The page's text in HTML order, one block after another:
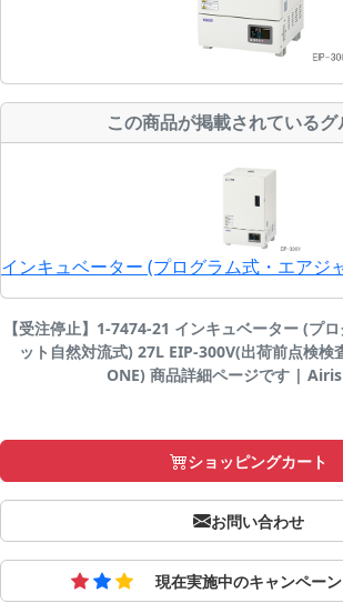
この商品が掲載されているグ
インキュベーター (プログラム式・エアジ
【受注停止】1-7474-21 インキュベーター (プ
ット自然対流式) 27L EIP-300V(出荷前点検検
ONE) 商品詳細ページです |
ショッピングカート
お問い合わせ
現在実施中のキャンペーン